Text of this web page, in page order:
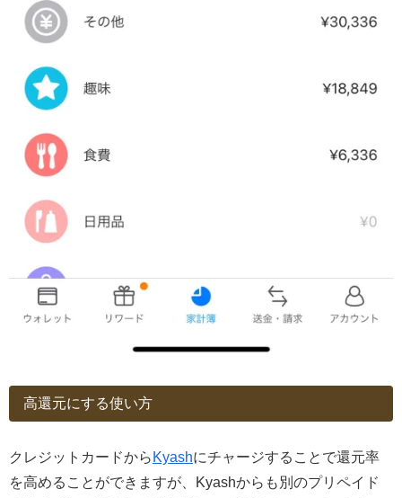
高還元にする使い方
クレジットカードから Kyashにチャージすることで還元率
を高めることができますが、Kyashからも別のプリペイド